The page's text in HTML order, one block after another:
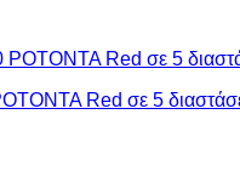
Red σε 5